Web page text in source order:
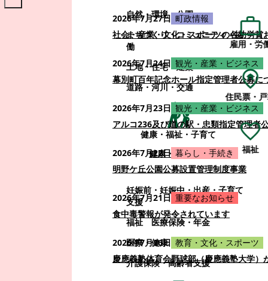
自然・環境・公園
まちづくり・コミュニティ・協
働
土地・住宅・建築
道路・河川・交通
健康・福祉・子育て
健康・福祉・子育て
妊娠前・妊娠中・出産・子育て
支援
福祉
医療保険・年金
医療・健康
介護保険・高齢者支援
2026年7月27日 町政情報
社会・産業・文化・スポーツの各功労
2026年7月24日 観光・産業・ビジネス
幕別町百年記念ホール指定管理者公募に
2026年7月23日 観光・産業・ビジネス
アルコ236及び道の駅・忠類指定管理者
2026年7月22日 暮らし・手続き
明野ケ丘公園公募設置管理制度事業
2026年7月21日 重要なお知らせ
食中毒警報が発令されています
2026年7月16日 教育・文化・スポーツ
慶應義塾体育会野球部（慶應義塾大学）
雇用・労
住民票・
福祉